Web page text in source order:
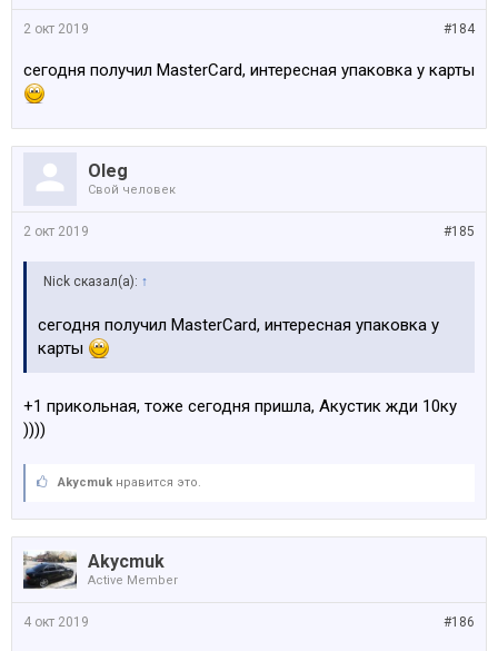
#184
2 окт 2019
сегодня получил MasterCard, интересная упаковка у карты
Oleg
Свой человек
#185
2 окт 2019
Nick сказал(а): ↑
сегодня получил MasterCard, интересная упаковка у
карты
+1 прикольная, тоже сегодня пришла, Акустик жди 10ку
))))
Akycmuk нравится это.
Akycmuk
Active Member
#186
4 окт 2019